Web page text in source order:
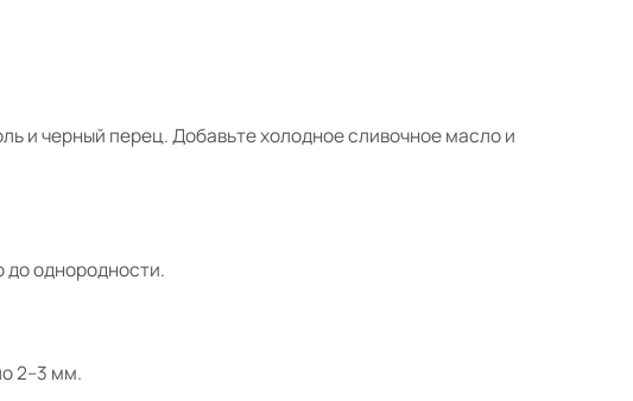
и черный перец. Добавьте холодное сливочное масло и
до однородности.
2–3 мм.